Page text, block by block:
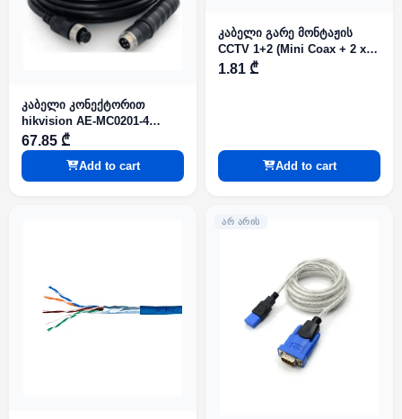
კაბელი კონექტორით
hikvision AE-MC0201-4
საავტომობილო
Systemsსთვის
67.85 ₾
Add to cart
კაბელი გარე მონტაჟის
CCTV 1+2 (Mini Coax + 2 x 0
50) PE (100m) (40975)
1.81 ₾
Add to cart
ᲐᲠ ᲐᲠᲘᲡ